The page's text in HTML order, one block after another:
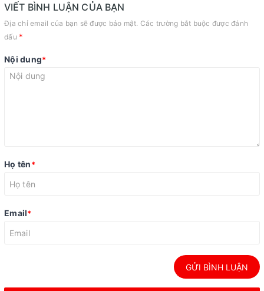
VIẾT BÌNH LUẬN CỦA BẠN
Địa chỉ email của bạn sẽ được bảo mật. Các trường bắt buộc được đánh
dấu *
Nội dung*
Họ tên*
Email*
GỬI BÌNH LUẬN